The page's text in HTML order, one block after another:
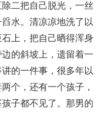
二把自己脱光，一丝
水。清凉凉地洗了以
上，把自己晒得浑身
的斜坡上，遗留着一
的一件事，很多年以
个，还有一个孩子，
子都不见了。那男的